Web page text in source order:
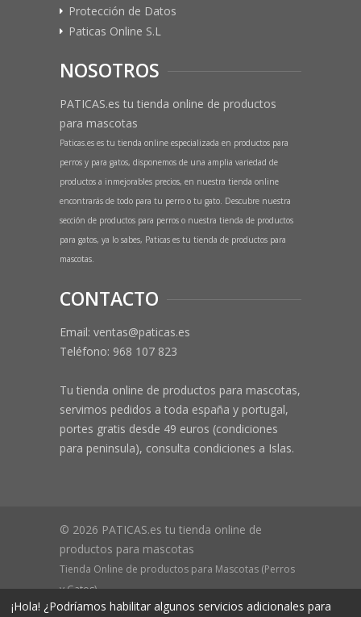
Protección de Datos
Paticas Online S.L
NOSOTROS
PATICAS.es tu tienda online de productos
para mascotas
Paticas.es es tu tienda online especializada en productos para
perros y para gatos, disponemos de una amplia variedad de
productos a inmejorables precios, en nuestra tienda online
encontrarás de todo para tu perro o tu gato. Descubre nuestra
sección de productos para perros o nuestra tienda de productos
para gatos, ya lo sabes, Paticas es tu tienda de productos para
mascotas.
CONTACTO
Email: ventas@paticas.es
Teléfono: 968 107 823
Tu tienda online de productos para mascotas,
servimos pedidos a toda españa y portugal,
portes gratis desde 49 euros (condiciones
para peninsula), consulta condiciones a Islas.
© 2026 PATICAS.es tu tienda online de
productos para mascotas
Tienda Online de productos para Mascotas (Perros
y Gatos)
CIF B73648305 Domicilio: Av Monteazahar, 4 1º Izq,
¡Hola! ¿Podríamos habilitar algunos servicios adicionales para